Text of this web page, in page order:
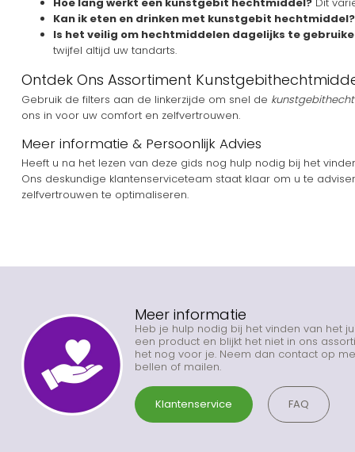
Kan ik eten en drinken met kunstgebit hechtmiddel?
Is het veilig om hechtmiddelen dagelijks te
twijfel altijd uw tandarts.
Ontdek Ons Assortiment
Gebruik de filters aan de linkerzijde om snel de
ons in voor uw comfort en zelfvertrouwen.
Meer informatie & Persoonlijk Advies
Heeft u na het lezen van deze gids nog hulp nodig bij het
Ons deskundige klantenserviceteam staat klaar om u te
zelfvertrouwen te optimaliseren.
Meer informatie
Heb je hulp nodig bij het vinden van het
een product en blijkt het niet in ons
het nog voor je. Neem dan contact op
bellen of mailen.
Klantenservice FAQ